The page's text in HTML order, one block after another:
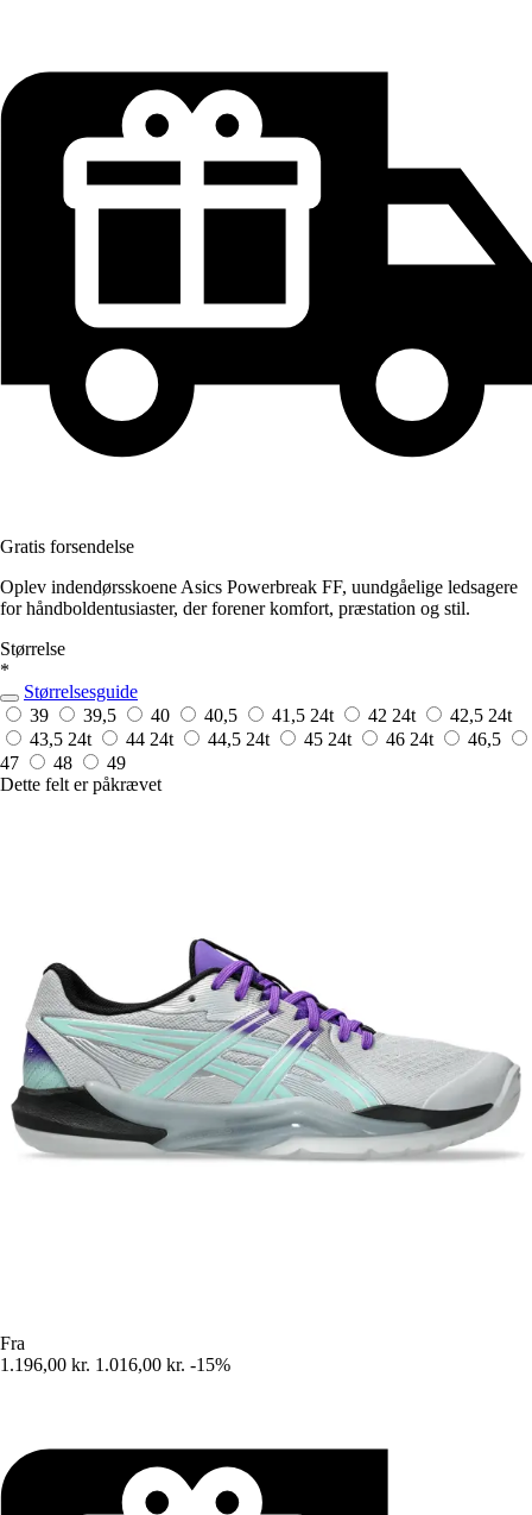
Gratis forsendelse
Oplev indendørsskoene Asics Powerbreak FF, uundgåelige ledsagere
for håndboldentusiaster, der forener komfort, præstation og stil.
Størrelse
*
Størrelsesguide
39
39,5 40 40,5 41,5 24t 42 24t 42,5 24t
43,5 24t 44 24t 44,5 24t 45 24t 46 24t
46,5
47
48
49
Dette felt er påkrævet
Fra
1.196,00 kr. 1.016,00 kr. -15%